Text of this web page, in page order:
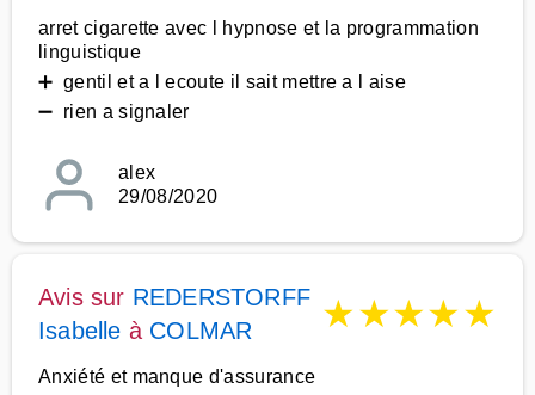
arret cigarette avec l hypnose et la programmation
linguistique
➕ gentil et a l ecoute il sait mettre a l aise
➖ rien a signaler
alex
29/08/2020
Avis sur REDERSTORFF
Isabelle à COLMAR ★★★★★
Anxiété et manque d'assurance